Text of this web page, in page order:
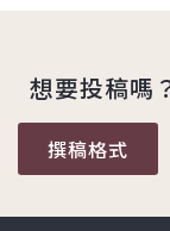
想要投稿嗎
撰稿格式